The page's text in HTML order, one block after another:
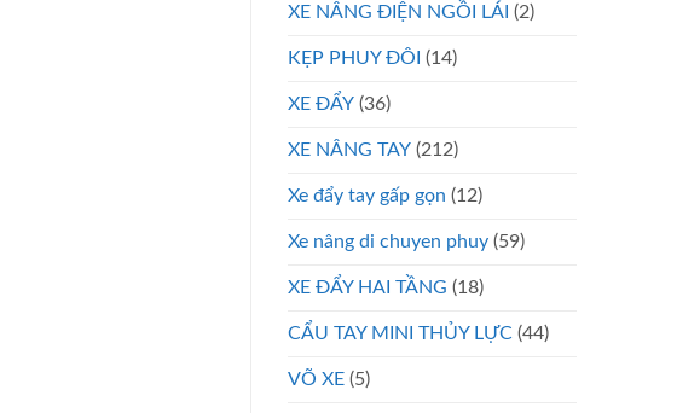
XE NÂNG ĐIỆN NGỒI LÁI (2)
KẸP PHUY ĐÔI (14)
XE ĐẨY (36)
XE NÂNG TAY (212)
Xe đẩy tay gấp gọn (12)
Xe nâng di chuyen phuy (59)
XE ĐẨY HAI TẦNG (18)
CẨU TAY MINI THỦY LỰC (44)
VÕ XE (5)